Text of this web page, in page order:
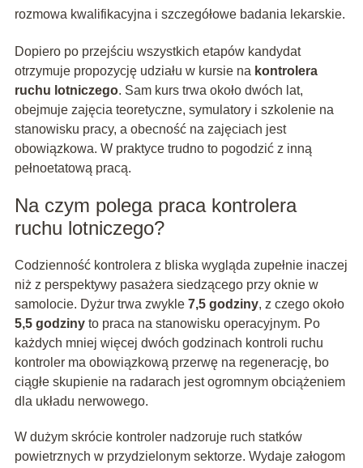
rozmowa kwalifikacyjna i szczegółowe badania lekarskie.
Dopiero po przejściu wszystkich etapów kandydat
otrzymuje propozycję udziału w kursie na kontrolera
ruchu lotniczego. Sam kurs trwa około dwóch lat,
obejmuje zajęcia teoretyczne, symulatory i szkolenie na
stanowisku pracy, a obecność na zajęciach jest
obowiązkowa. W praktyce trudno to pogodzić z inną
pełnoetatową pracą.
Na czym polega praca kontrolera
ruchu lotniczego?
Codzienność kontrolera z bliska wygląda zupełnie inaczej
niż z perspektywy pasażera siedzącego przy oknie w
samolocie. Dyżur trwa zwykle 7,5 godziny, z czego około
5,5 godzinyto praca na stanowisku operacyjnym. Po
każdych mniej więcej dwóch godzinach kontroli ruchu
kontroler ma obowiązkową przerwę na regenerację, bo
ciągłe skupienie na radarach jest ogromnym obciążeniem
dla układu nerwowego.
W dużym skrócie kontroler nadzoruje ruch statków
powietrznych w przydzielonym sektorze. Wydaje załogom